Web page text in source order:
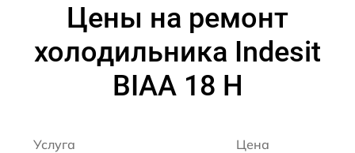
Цены на ремонт
холодильника Indesit
BIAA 18 H
Услуга Цена